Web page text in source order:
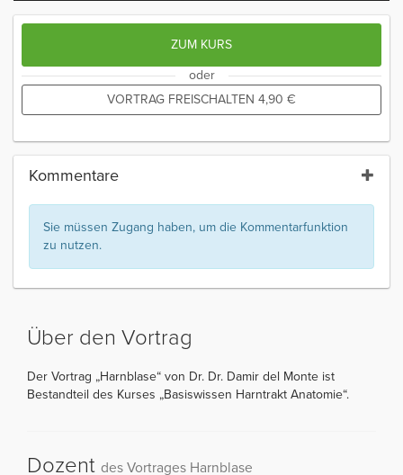
ZUM KURS
oder
VORTRAG FREISCHALTEN 4,90 €
Kommentare
Sie müssen Zugang haben, um die Kommentarfunktion
zu nutzen.
Über den Vortrag
Der Vortrag „Harnblase“ von Dr. Dr. Damir del Monte ist
Bestandteil des Kurses „Basiswissen Harntrakt Anatomie“.
Dozent des Vortrages Harnblase